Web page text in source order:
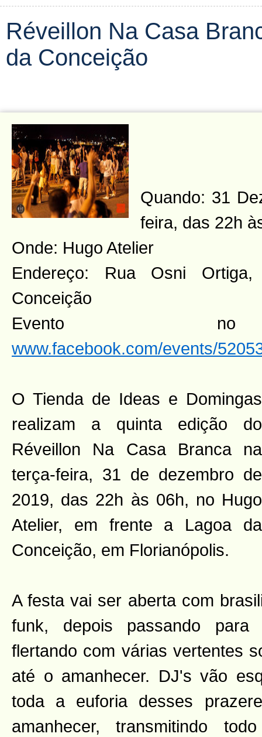
Réveillon Na Casa
da Conceição
Quando: 31
feira, das 22h
Onde: Hugo Atelier
Endereço: Rua Osni
Conceição
Evento
www.facebook.com/events/
O Tienda de Ideas e Domingas
realizam a quinta edição do
Réveillon Na Casa Branca na
terça-feira, 31 de dezembro de
2019, das 22h às 06h, no Hugo
Atelier, em frente a Lagoa da
Conceição, em Florianópolis.
A festa vai ser aberta com
funk, depois passando para
flertando com várias vertentes
até o amanhecer. DJ's vão
toda a euforia desses
amanhecer, transmitindo